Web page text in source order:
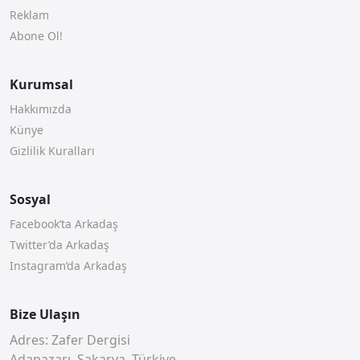
Reklam
Abone Ol!
Kurumsal
Hakkımızda
Künye
Gizlilik Kuralları
Sosyal
Facebook’ta Arkadaş
Twitter’da Arkadaş
Instagram’da Arkadaş
Bize Ulaşın
Adres: Zafer Dergisi